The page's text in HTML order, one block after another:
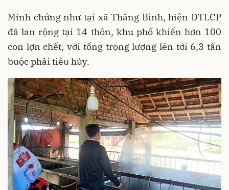
Minh chứng như tại xã Thăng Bình, hiện DTLCP
đã lan rộng tại 14 thôn, khu phố khiến hơn 100
con lợn chết, với tổng trọng lượng lên tới 6,3 tấn
buộc phải tiêu hủy.